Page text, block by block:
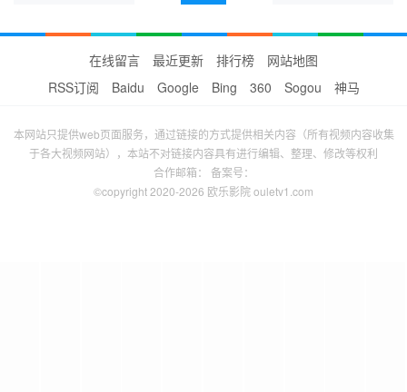
在线留言 最近更新 排行榜
网站地图
RSS订阅
Baidu Google Bing 360 Sogou 神马
本网站只提供web页面服务，通过链接的方式提供相关内容（所有视频内容收集
于各大视频网站），本站不对链接内容具有进行编辑、整理、修改等权利
合作邮箱： 备案号：
©copyright 2020-2026 欧乐影院 ouletv1.com